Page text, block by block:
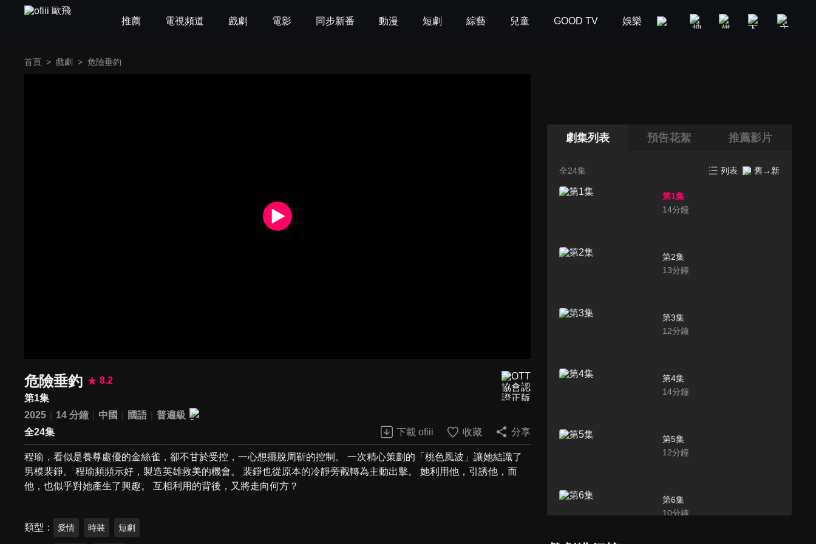
推薦 電視頻道 戲劇 電影 同步新番 動漫 短劇 綜藝 兒童 GOOD TV 娛樂 美食旅遊 新聞政論
首頁 > 戲劇 > 危險垂釣
危險垂釣
8.2
第1集
2025
14 分鐘 中國 國語
普遍級
全24集
下載 ofiii 收藏 分享
程瑜，看似是養尊處優的金絲雀，卻不甘於受控，一心想擺脫周靳的控制。 一次精心策劃的「桃色風波」讓她結識了
男模裴錚。 程瑜頻頻示好，製造英雄救美的機會。 裴錚也從原本的冷靜旁觀轉為主動出擊。 她利用他，引誘他，而
他，也似乎對她產生了興趣。 互相利用的背後，又將走向何方？
類型 愛情 時裝 短劇
劇集列表 預告花絮 推薦影片
全24集 列表 舊→新
第1集
14分鐘
第2集
13分鐘
第3集
12分鐘
第4集
14分鐘
第5集
12分鐘
第6集
10分鐘